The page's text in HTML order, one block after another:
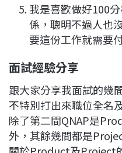
我是喜歡做好100
係，聰明不過人也
要這份工作就需要
面試經驗分享
跟大家分享我面試的幾
不特別打出來職位全名
除了第二間QNAP是
外，其餘幾間都是